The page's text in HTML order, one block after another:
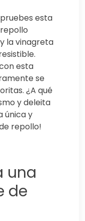
esta
la vinagreta
esta
se
¿A qué
y deleita
única y
repollo!
una
de